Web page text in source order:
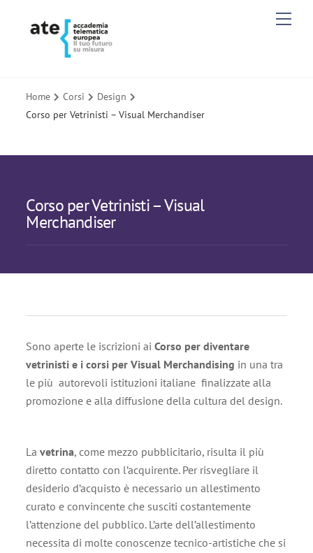
Home Corsi
Design
Corso per Vetrinisti – Visual Merchandiser
Corso per Vetrinisti – Visual
Merchandiser
Sono aperte le iscrizioni aiCorso per diventare
vetrinisti e i corsi per Visual Merchandising in una tra
le più autorevoli istituzioni italiane finalizzate alla
promozione e alla diffusione della cultura del design.
Lavetrina, come mezzo pubblicitario, risulta il più
diretto contatto con l’acquirente. Per risvegliare il
desiderio d’acquisto è necessario un allestimento
curato e convincente che susciti costantemente
l’attenzione del pubblico. L’arte dell’allestimento
necessita di molte conoscenze tecnico-artistiche che si